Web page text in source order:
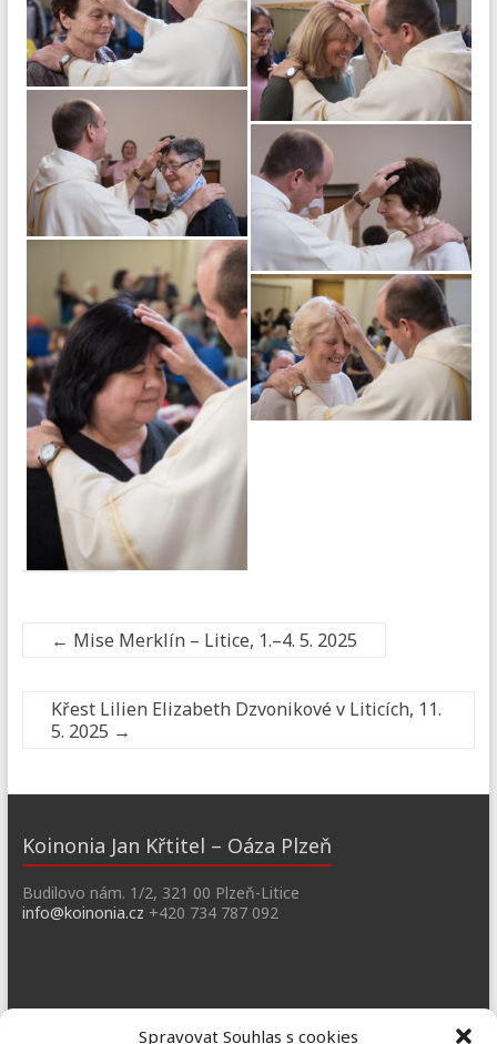
Spravovat Souhlas s cookies
← Mise Merklín – Litice, 1.–4. 5. 2025
Křest Lilien Elizabeth Dzvonikové v Liticích, 11.
5. 2025 →
Koinonia Jan Křtitel – Oáza Plzeň
Budilovo nám. 1/2, 321 00 Plzeň-Litice
info@koinonia.cz +420 734 787 092